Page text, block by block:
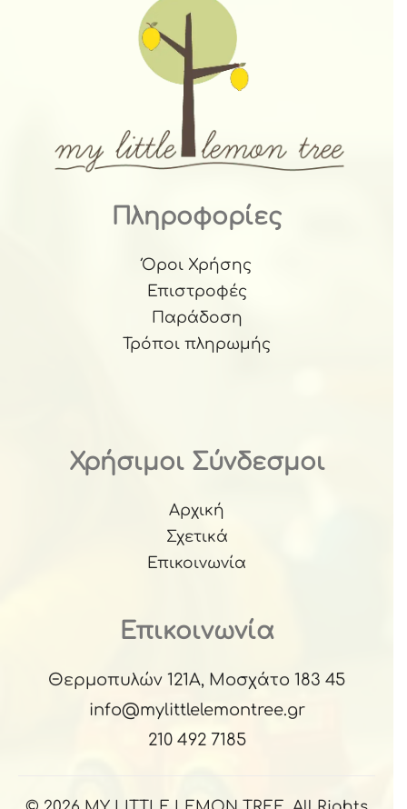
Πληροφορίες
Όροι Χρήσης
Επιστροφές
Παράδοση
Τρόποι πληρωμής
Χρήσιμοι Σύνδεσμοι
Αρχική
Σχετικά
Επικοινωνία
Επικοινωνία
Θερμοπυλών 121Α, Μοσχάτο 183 45
info@mylittlelemontree.gr
210 492 7185